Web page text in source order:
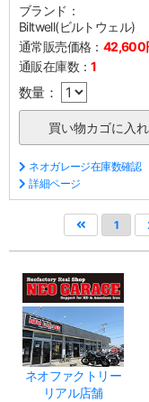
ブランド：
Biltwell(ビルトウェル)
通常販売価格： 42,600
通販在庫数：1
数量：
ネオガレージ在庫数確認
詳細ページ
1
ネオファクトリー
リアル店舗